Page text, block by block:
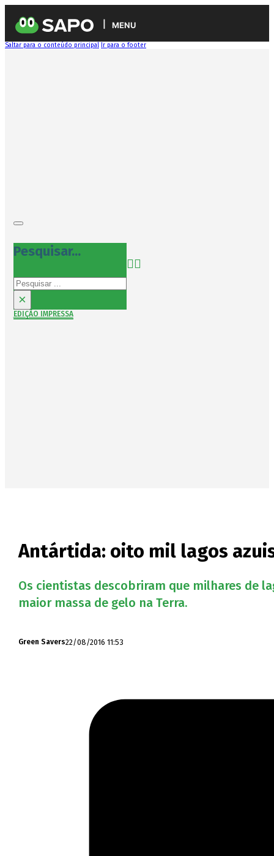
MENU
Saltar para o conteúdo principal Ir para o footer
Pesquisar...
Pesquisar
×
EDIÇÃO IMPRESSA
Antártida: oito mil lagos
Os cientistas descobriram que milhares de
maior massa de gelo na Terra.
Green Savers22/08/2016 11:53